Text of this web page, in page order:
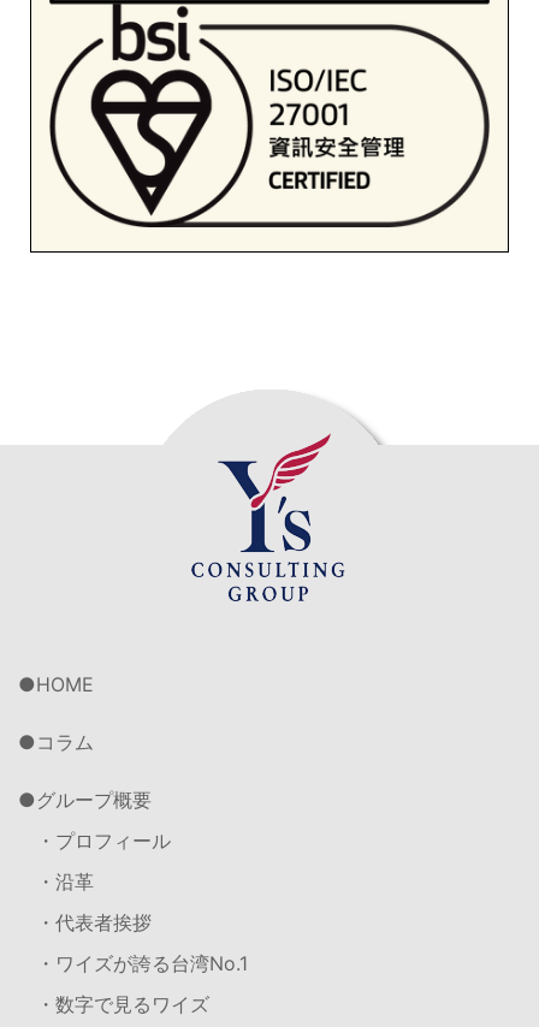
HOME
コラム
グループ概要
・プロフィール
・沿革
・代表者挨拶
・ワイズが誇る台湾No.1
・数字で見るワイズ